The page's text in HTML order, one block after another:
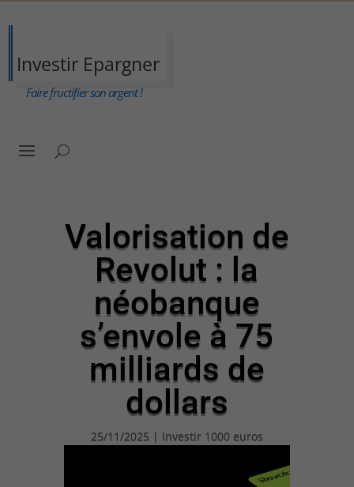
Investir Epargner
Faire fructifier son argent !
Valorisation de
Revolut : la
néobanque
s’envole à 75
milliards de
dollars
25/11/2025 | Investir 1000 euros